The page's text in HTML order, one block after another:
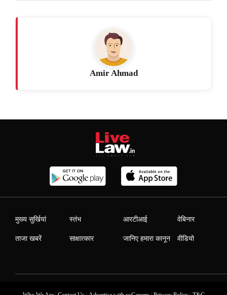
Amir Ahmad
मुख्य सुर्खियां
ताजा खबरें
स्तंभ
साक्षात्कार
आरटीआई
जानिए हमारा कानून
वेबिनार
वीडियो